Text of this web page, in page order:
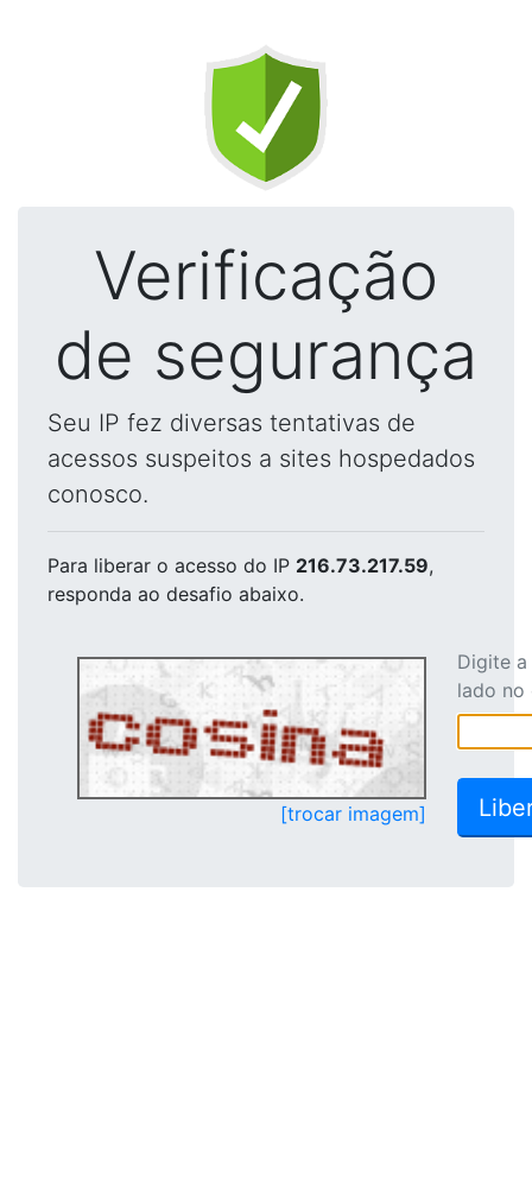
Verificação
de segurança
Seu IP fez diversas tentativas de
acessos suspeitos a sites hospedados
conosco.
Para liberar o acesso do IP 216.73.217.59,
responda ao desafio abaixo.
[trocar imagem]
Digite
lado no